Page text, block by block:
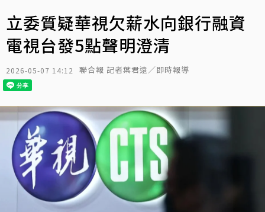
立委質疑華視欠薪水向銀行融資
電視台發5點聲明澄清
2026-05-07 14:12 聯合報 記者葉君遠／即時報導